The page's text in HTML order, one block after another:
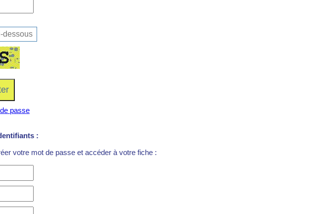
passe
:
votre mot de passe et accéder à votre fiche :